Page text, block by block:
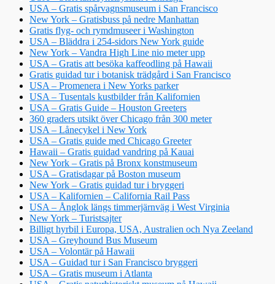
USA – Gratis spårvagnsmuseum i San Francisco
New York – Gratisbuss på nedre Manhattan
Gratis flyg- och rymdmuseer i Washington
USA – Bläddra i 254-sidors New York guide
New York – Vandra High Line nio meter upp
USA – Gratis att besöka kaffeodling på Hawaii
Gratis guidad tur i botanisk trädgård i San Francisco
USA – Promenera i New Yorks parker
USA – Tusentals kustbilder från Kalifornien
USA – Gratis Guide – Houston Greeters
360 graders utsikt över Chicago från 300 meter
USA – Lånecykel i New York
USA – Gratis guide med Chicago Greeter
Hawaii – Gratis guidad vandring på Kauai
New York – Gratis på Bronx konstmuseum
USA – Gratisdagar på Boston museum
New York – Gratis guidad tur i bryggeri
USA – Kalifornien – California Rail Pass
USA – Ånglok längs timmerjärnväg i West Virginia
New York – Turistsajter
Billigt hyrbil i Europa, USA, Australien och Nya Zeeland
USA – Greyhound Bus Museum
USA – Volontär på Hawaii
USA – Guidad tur i San Francisco bryggeri
USA – Gratis museum i Atlanta